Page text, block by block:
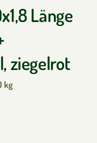
Länge
ziegelrot
kg